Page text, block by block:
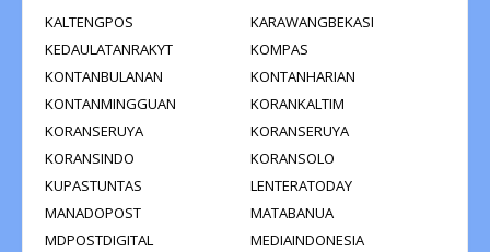
KALTENGPOS
KARAWANGBEKASI
KEDAULATANRAKYT
KOMPAS
KONTANBULANAN
KONTANHARIAN
KONTANMINGGUAN
KORANKALTIM
KORANSERUYA
KORANSERUYA
KORANSINDO
KORANSOLO
KUPASTUNTAS
LENTERATODAY
MANADOPOST
MATABANUA
MDPOSTDIGITAL
MEDIAINDONESIA